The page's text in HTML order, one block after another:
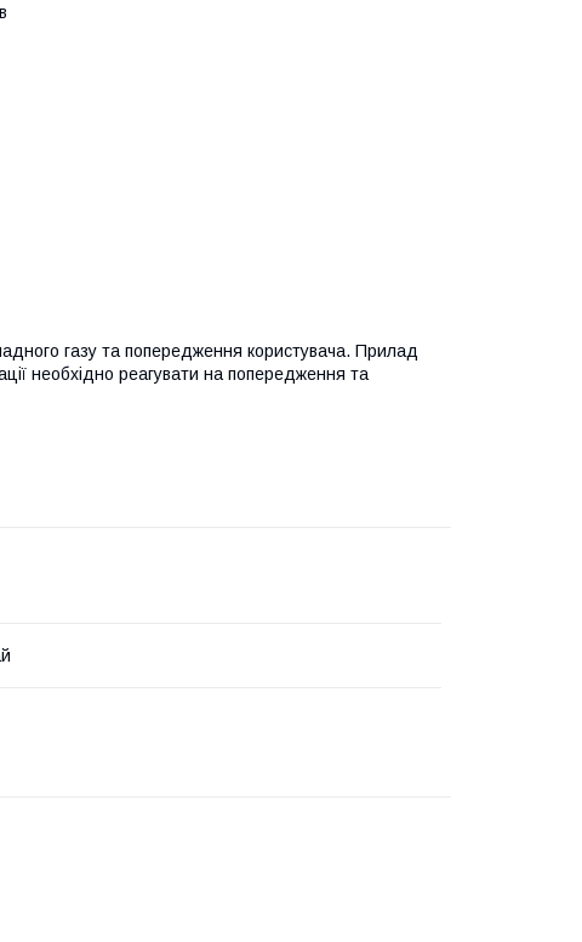
газу та попередження користувача. Прилад
необхідно реагувати на попередження та